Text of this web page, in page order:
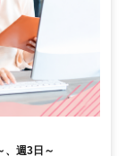
、週3日～